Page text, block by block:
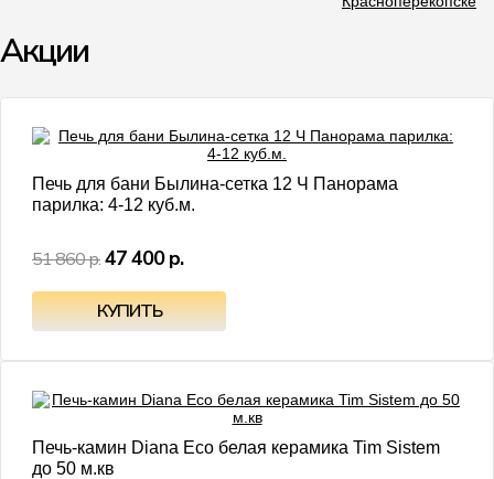
Акции
Печь для бани Былина-сетка 12 Ч Панорама
парилка: 4-12 куб.м.
51 860 р.47 400 р.
Печь-камин Diana Eco белая керамика Tim Sistem
до 50 м.кв